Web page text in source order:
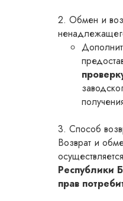
2. Обмен и
3. Способ
Возврат и
осуществляется
Республики
прав